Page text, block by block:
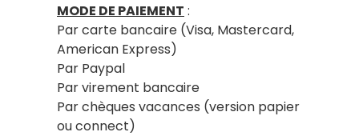
MODE DE PAIEMENT :
Par carte bancaire (Visa, Mastercard,
American Express)
Par Paypal
Par virement bancaire
Par chèques vacances (version papier
ou connect)